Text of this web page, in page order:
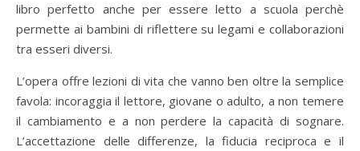
libro perfetto anche per essere letto a scuola perchè
permette ai bambini di riflettere su legami e collaborazioni
tra esseri diversi.
L’opera offre lezioni di vita che vanno ben oltre la semplice
favola: incoraggia il lettore, giovane o adulto, a non temere
il cambiamento e a non perdere la capacità di sognare.
L’accettazione delle differenze, la fiducia reciproca e il